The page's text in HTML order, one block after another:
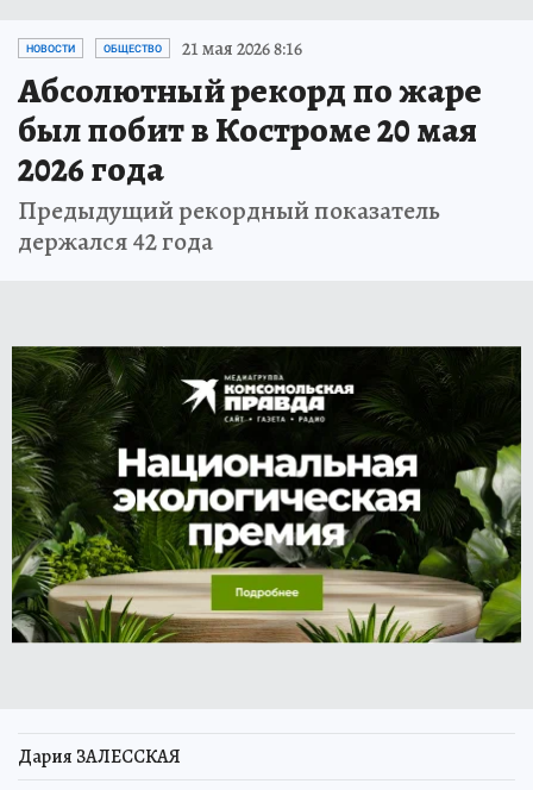
НОВОСТИ ОБЩЕСТВО 21 мая 2026 8:16
Абсолютный рекорд по жаре
был побит в Костроме 20 мая
2026 года
Предыдущий рекордный показатель
держался 42 года
Дария ЗАЛЕССКАЯ